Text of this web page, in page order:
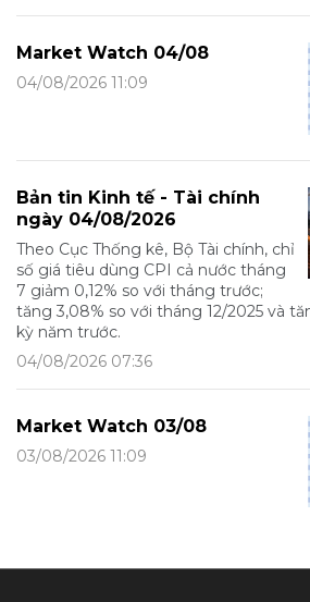
Market Watch 04/08
04/08/2026 11:09
Bản tin Kinh tế - Tài chính
ngày 04/08/2026
Theo Cục Thống kê, Bộ Tài chính, chỉ
số giá tiêu dùng CPI cả nước tháng
7 giảm 0,12% so với tháng trước;
tăng 3,08% so với tháng 12/2025 và
kỳ năm trước.
04/08/2026 07:36
Market Watch 03/08
03/08/2026 11:09